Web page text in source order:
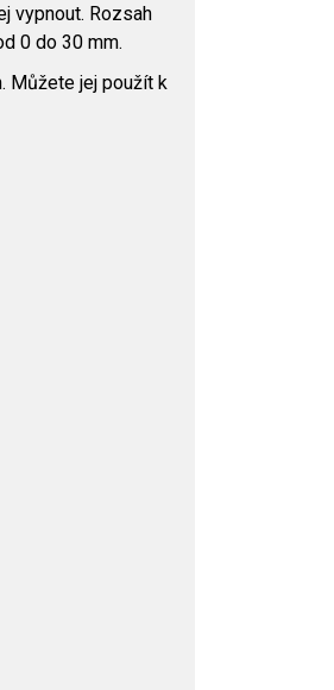
vypnout. Rozsah
0 do 30 mm.
Můžete jej použít k